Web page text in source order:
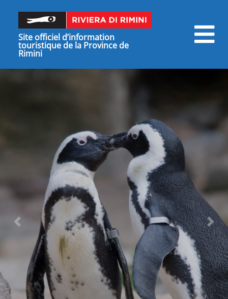
Site officiel d’information
touristique de la Province de
Rimini
Précédent